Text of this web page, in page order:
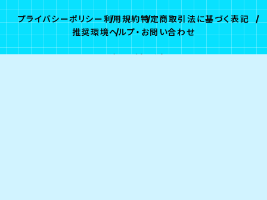
プライバシーポリシー利用規約特定商取引法に基づく表記
推奨環境ヘルプ・お問い合わせ
ログイン会員登録